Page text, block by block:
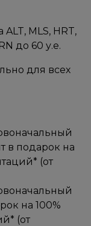
MLS, HRT,
до 60 у.е.
для всех
в подарок на
(от
на 100%
(от